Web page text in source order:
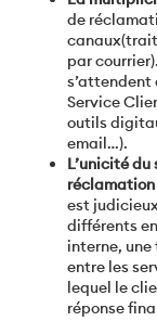
de
par
Service
outils
email…).
L’unicité
réclamation
est
différents
interne,
entre les
lequel le
réponse